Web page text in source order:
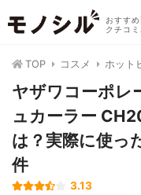
おすす
クチコ
TOP コスメ ホット
ヤザワコーポレ
ュカーラー
は？実際に使っ
件
3.13